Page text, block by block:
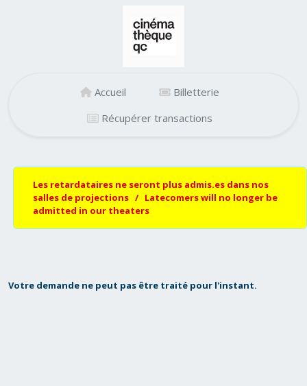
Accueil
Billetterie
Récupérer transactions
Les retardataires ne seront plus admis.es dans nos
salles de projections / Latecomers will no longer be
admitted in our theaters
Votre demande ne peut pas être traité pour l'instant.